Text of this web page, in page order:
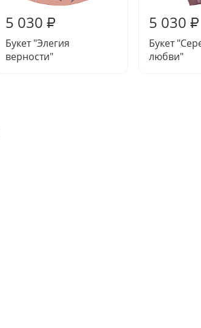
5 030 ₽
Букет "Элегия
верности"
5 030 ₽
Букет
любви"